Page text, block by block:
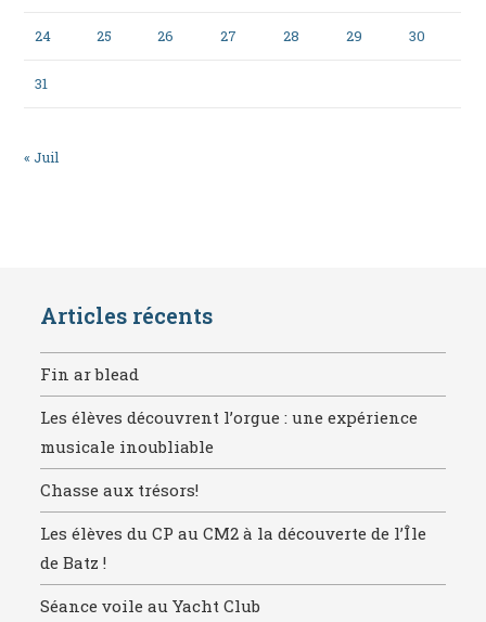
24 25 26 27 28 29 30
31
« Juil
Articles récents
Fin ar blead
Les élèves découvrent l’orgue : une expérience
musicale inoubliable
Chasse aux trésors!
Les élèves du CP au CM2 à la découverte de l’Île
de Batz !
Séance voile au Yacht Club